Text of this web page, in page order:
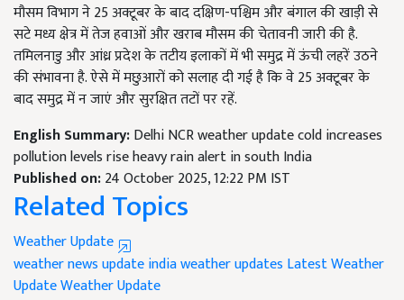
मौसम विभाग ने 25 अक्टूबर के बाद दक्षिण-पश्चिम और बंगाल की खाड़ी से
सटे मध्य क्षेत्र में तेज हवाओं और खराब मौसम की चेतावनी जारी की है.
तमिलनाडु और आंध्र प्रदेश के तटीय इलाकों में भी समुद्र में ऊंची लहरें उठने
की संभावना है. ऐसे में मछुआरों को सलाह दी गई है कि वे 25 अक्टूबर के
बाद समुद्र में न जाएं और सुरक्षित तटों पर रहें.
English Summary:Delhi NCR weather update cold increases
pollution levels rise heavy rain alert in south India
Published on:24 October 2025, 12:22 PM IST
Related Topics
Weather Update
weather news updateindia weather updates Latest Weather
UpdateWeather Update